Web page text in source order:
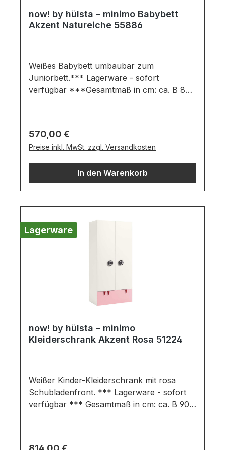
now! by hülsta – minimo Babybett
Akzent Natureiche 55886
Weißes Babybett umbaubar zum
Juniorbett.*** Lagerware - sofort
verfügbar ***Gesamtmaß in cm: ca. B 80 /
FederrahmenSchlupfsprossenUmbauseiten
Liegefläche 70 x 140 cmOHNE Matratze,
bitte separat bestellenWichtige
Informationen:Die maximale Belastung von
ab 105,7 cm Breite 10 kg. Maximale
Belastung von Abdeckplatten: 35 kg pro
Elemente.Möbel ist zerlegt (Montage
Deko oder andere Beimöbel sind nicht
enthalten. Abbildung kann abweichen.
Regulärer Preis:
570,00 €
Preise inkl. MwSt. zzgl. Versandkosten
In den Warenkorb
Lagerware
now! by hülsta – minimo
Kleiderschrank Akzent Rosa 51224
Weißer Kinder-Kleiderschrank mit rosa
Schubladenfront. *** Lagerware - sofort
verfügbar *** Gesamtmaß in cm: ca. B 90 /
Regulärer Preis: